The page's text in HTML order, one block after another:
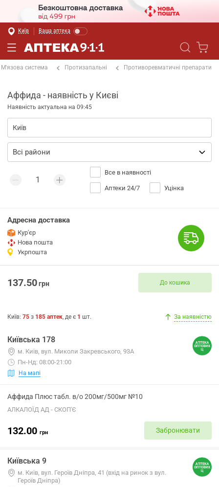
Київ Ваша аптека
М'язова система Протизапальні Противоревматичні препарати
Аффида - наявність у Києві
Наявність актуальна на 09:45
Все в наявності
Аптеки 24/7 Уцінка
Адресна доставка
Кур'єр
Нова пошта
Укрпошта
137.50грн До кошика
Київ: 75 з 185 аптек, де є 1 шт. За наявністю
Київська 178
м. Київ, вул. Миколи Закревського, 93А
Пн-Нд: 08:00-21:00
На мапі
Аффида Плюс табл. в/о 200мг/500мг №10
АЛКАЛОЇД АД - СКОП'Є
132.00 грн Забронювати
Київська 9
м. Київ, вул. Героїв Дніпра, 41 (вхід на ринок з вул.
Героїв Дніпра)